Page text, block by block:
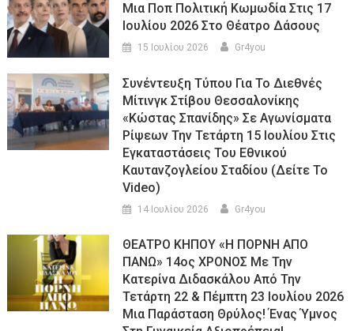
Μια Ποπ Πολιτική Κωμωδία Στις 17
Ιουλίου 2026 Στο Θέατρο Δάσους
15 Ιουλίου 2026 Gr4you
Συνέντευξη Τύπου Για Το Διεθνές
Μίτινγκ Στίβου Θεσσαλονίκης
«Κώστας Σπανίδης» Σε Αγωνίσματα
Ρίψεων Την Τετάρτη 15 Ιουλίου Στις
Εγκαταστάσεις Του Εθνικού
Καυτανζογλείου Σταδίου (Δείτε Το
Video)
14 Ιουλίου 2026 Gr4you
ΘΕΑΤΡΟ ΚΗΠΟΥ «Η ΠΟΡΝΗ ΑΠΟ
ΠΑΝΩ» 14ος ΧΡΟΝΟΣ Με Την
Κατερίνα Διδασκάλου Από Την
Τετάρτη 22 & Πέμπτη 23 Ιουλίου 2026
Μια Παράσταση Θρύλος! Ένας Ύμνος